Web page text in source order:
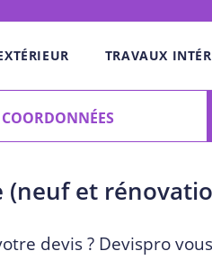
TRAVAUX
(neuf et
devis ? Devispro